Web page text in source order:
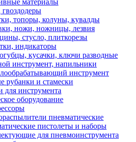
материалы
топоры, колуны, кувалды
ножи, ножницы, лезвия
стусло, плиткорезы
индикаторы
кусачки, ключи разводные
инструмент, напильники
инструмент
рубанки и стамески
для инструмента
оборудование
пневматические
пистолеты и наборы
для пневмоинструмента